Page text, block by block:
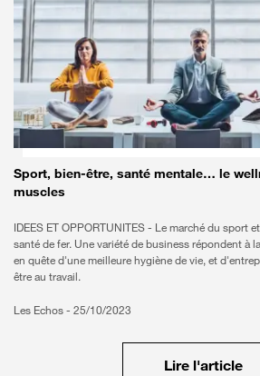
Sport, bien-être, santé mentale… le
muscles
IDEES ET OPPORTUNITES - Le marché du sport
santé de fer. Une variété de business répondent à
en quête d'une meilleure hygiène de vie, et
être au travail.
Les Echos - 25/10/2023
Lire l'article